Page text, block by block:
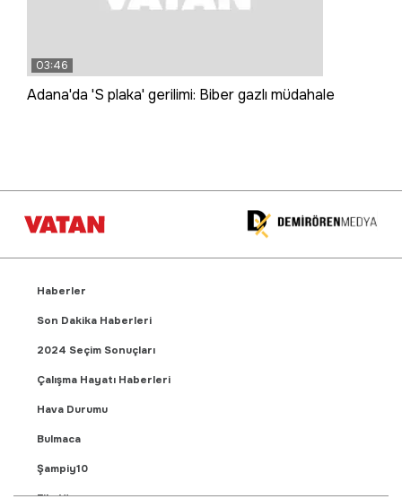
03:46
Adana'da 'S plaka' gerilimi: Biber gazlı müdahale
Haberler
Son Dakika Haberleri
2024 Seçim Sonuçları
Çalışma Hayatı Haberleri
Hava Durumu
Bulmaca
Şampiy10